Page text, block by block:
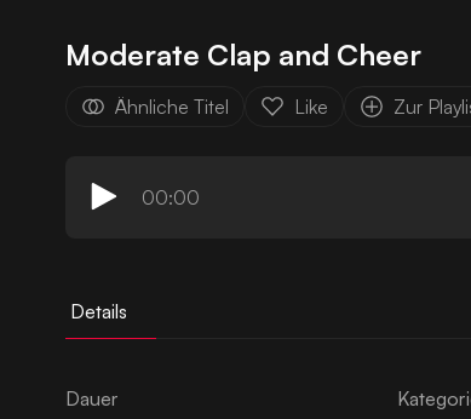
Moderate Clap and Cheer
Ähnliche Titel Like Zur
00:00
Details
Dauer